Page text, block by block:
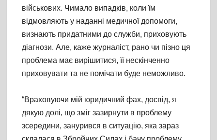
військових. Чимало випадків, коли їм
відмовляють у наданні медичної допомоги,
визнають придатними до служби, приховують
діагнози. Але, каже журналіст, рано чи пізно ця
проблема має вирішитися, її нескінченно
приховувати та не помічати буде неможливо.
“Враховуючи мій юридичний фах, досвід, я
дякую долі, що зміг зазирнути в проблему
зсередини, занурився в ситуацію, яка зараз